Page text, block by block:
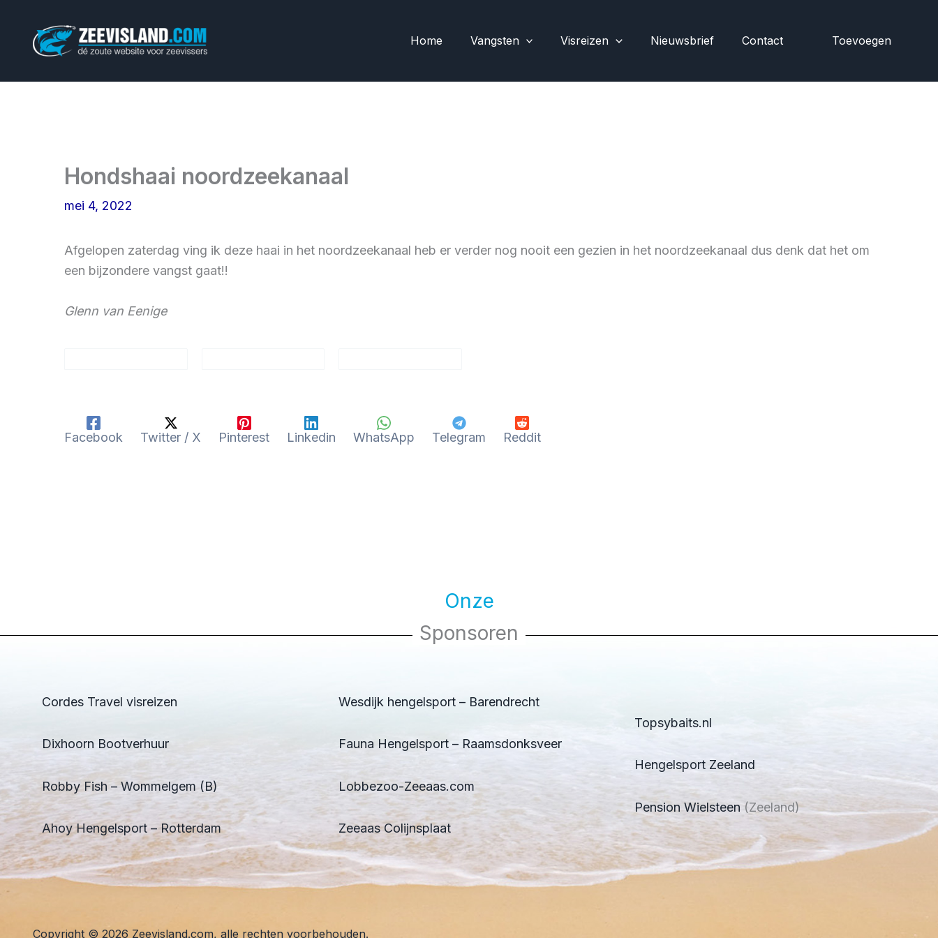
Home Vangsten Visreizen Nieuwsbrief Contact Toevoegen
Hondshaai noordzeekanaal
mei 4, 2022
Afgelopen zaterdag ving ik deze haai in het noordzeekanaal heb er verder nog nooit een gezien in het noordzeekanaal dus denk dat het om
een bijzondere vangst gaat!!
Glenn van Eenige
Facebook Twitter / X Pinterest Linkedin WhatsApp Telegram Reddit
Onze
Sponsoren
Cordes Travel visreizen
Dixhoorn Bootverhuur
Robby Fish – Wommelgem (B)
Ahoy Hengelsport – Rotterdam
Wesdijk hengelsport – Barendrecht
Fauna Hengelsport – Raamsdonksveer
Lobbezoo-Zeeaas.com
Zeeaas Colijnsplaat
Topsybaits.nl
Hengelsport Zeeland
Pension Wielsteen (Zeeland)
Copyright © 2026 Zeevisland.com, alle rechten voorbehouden.